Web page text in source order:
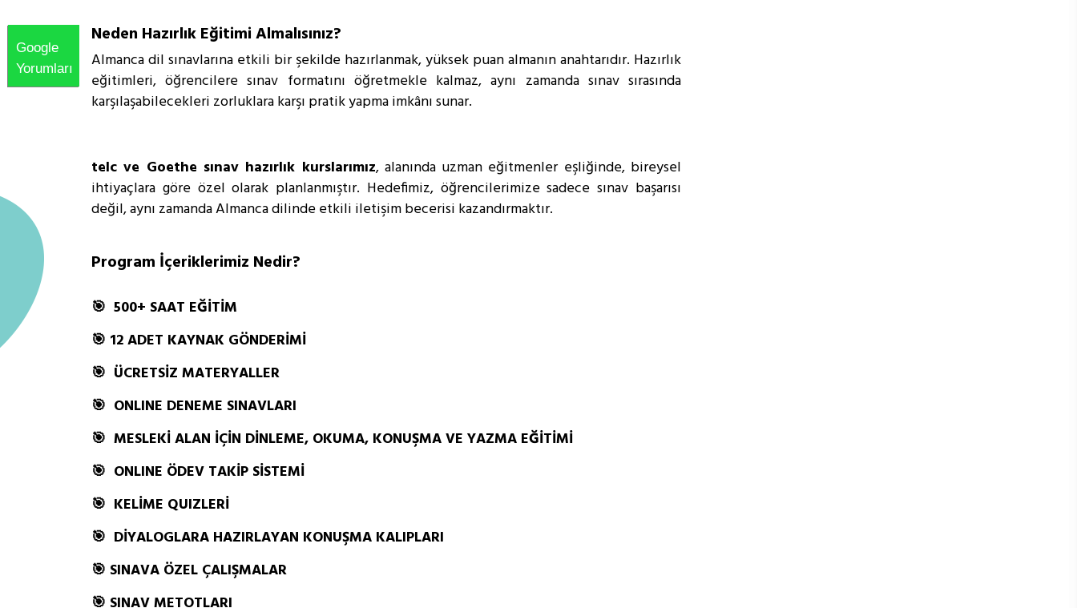
Neden Hazırlık Eğitimi Almalısınız?
Almanca dil sınavlarına etkili bir şekilde hazırlanmak, yüksek puan almanın anahtarıdır. Hazırlık
eğitimleri, öğrencilere sınav formatını öğretmekle kalmaz, aynı zamanda sınav sırasında
karşılaşabilecekleri zorluklara karşı pratik yapma imkânı sunar.
telc ve Goethe sınav hazırlık kurslarımız, alanında uzman eğitmenler eşliğinde, bireysel
ihtiyaçlara göre özel olarak planlanmıştır. Hedefimiz, öğrencilerimize sadece sınav başarısı
değil, aynı zamanda Almanca dilinde etkili iletişim becerisi kazandırmaktır.
Program İçeriklerimiz Nedir?
🎯 500+ SAAT EĞİTİM
🎯 12 ADET KAYNAK GÖNDERİMİ
🎯 ÜCRETSİZ MATERYALLER
🎯 ONLINE DENEME SINAVLARI
🎯 MESLEKİ ALAN İÇİN DİNLEME, OKUMA, KONUŞMA VE YAZMA EĞİTİMİ
🎯 ONLINE ÖDEV TAKİP SİSTEMİ
🎯 KELİME QUIZLERİ
🎯 DİYALOGLARA HAZIRLAYAN KONUŞMA KALIPLARI
🎯 SINAVA ÖZEL ÇALIŞMALAR
🎯 SINAV METOTLARI
Google
Yorumları